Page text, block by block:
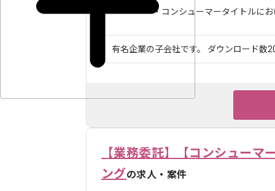
・コンシューマータイトルに
有名企業の子会社です。 ダウンロード数
【業務委託】【コンシュー
ングの求人・案件